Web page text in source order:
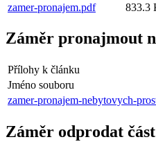
zamer-pronajem.pdf
833.3
Záměr pronajmout
Přílohy k článku
Jméno souboru
zamer-pronajem-nebytovych-
Záměr odprodat